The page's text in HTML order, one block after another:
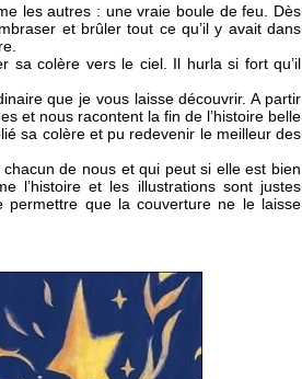
les autres : une vraie boule de feu. Dès
et brûler tout ce qu’il y avait dans
sa colère vers le ciel. Il hurla si fort qu’il
que je vous laisse découvrir. A partir
et nous racontent la fin de l’histoire belle
sa colère et pu redevenir le meilleur des
de nous et qui peut si elle est bien
l’histoire et les illustrations sont justes
permettre que la couverture ne le laisse